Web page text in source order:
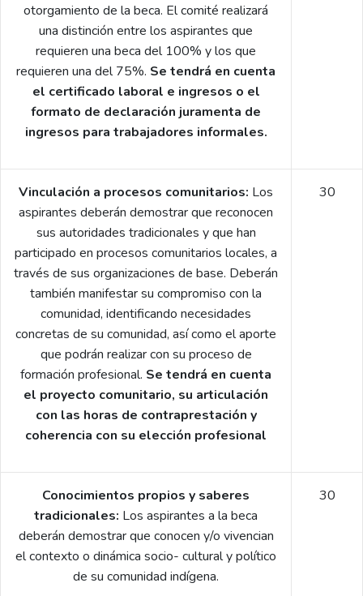
otorgamiento de la beca. El comité realizará
una distinción entre los aspirantes que
requieren una beca del 100% y los que
requieren una del 75%. Se tendrá en cuenta
el certificado laboral e ingresos o el
formato de declaración juramenta de
ingresos para trabajadores informales.
Vinculación a procesos comunitarios: Los
aspirantes deberán demostrar que reconocen
sus autoridades tradicionales y que han
participado en procesos comunitarios locales, a
través de sus organizaciones de base. Deberán
también manifestar su compromiso con la
comunidad, identificando necesidades
concretas de su comunidad, así como el aporte
que podrán realizar con su proceso de
formación profesional. Se tendrá en cuenta
el proyecto comunitario, su articulación
con las horas de contraprestación y
coherencia con su elección profesional
30
Conocimientos propios y saberes
tradicionales: Los aspirantes a la beca
deberán demostrar que conocen y/o vivencian
el contexto o dinámica socio- cultural y político
de su comunidad indígena.
30